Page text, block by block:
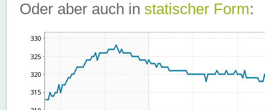
Oder aber auch in statischer Form: